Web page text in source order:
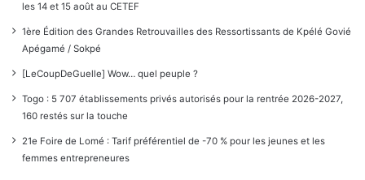
les 14 et 15 août au CETEF
1ère Édition des Grandes Retrouvailles des Ressortissants de Kpélé Govié
Apégamé / Sokpé
[LeCoupDeGuelle] Wow… quel peuple ?
Togo : 5 707 établissements privés autorisés pour la rentrée 2026-2027,
160 restés sur la touche
21e Foire de Lomé : Tarif préférentiel de -70 % pour les jeunes et les
femmes entrepreneures